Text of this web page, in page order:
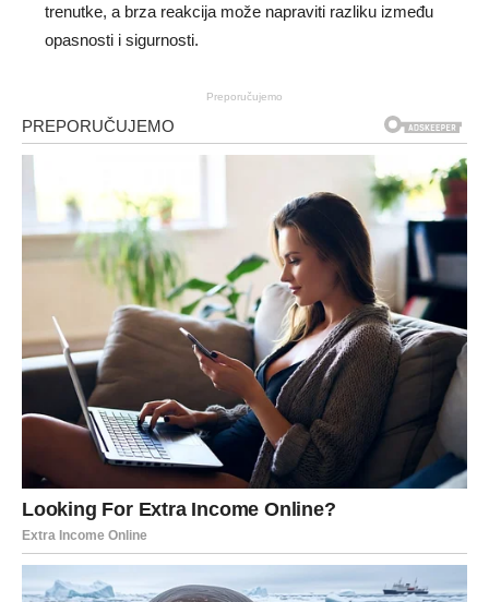
trenutke, a brza reakcija može napraviti razliku između
opasnosti i sigurnosti.
Preporučujemo